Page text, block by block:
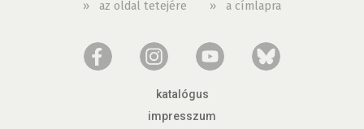
» az oldal tetejére » a címlapra
katalógus
impresszum